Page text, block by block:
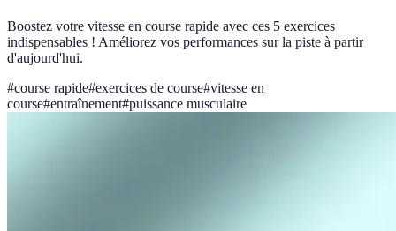
Boostez votre vitesse en course rapide avec ces 5 exercices
indispensables ! Améliorez vos performances sur la piste à partir
d'aujourd'hui.
#course rapide#exercices de course#vitesse en
course#entraînement#puissance musculaire